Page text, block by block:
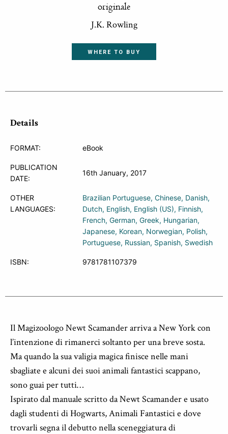
originale
J.K. Rowling
WHERE TO BUY
Details
FORMAT: eBook
PUBLICATION
DATE:
16th January, 2017
OTHER
LANGUAGES:
Brazilian Portuguese Chinese Danish
Dutch English English (US) Finnish
French German Greek Hungarian
Japanese Korean Norwegian Polish
Portuguese Russian Spanish Swedish
ISBN: 9781781107379
Il Magizoologo Newt Scamander arriva a New York con
l’intenzione di rimanerci soltanto per una breve sosta.
Ma quando la sua valigia magica finisce nelle mani
sbagliate e alcuni dei suoi animali fantastici scappano,
sono guai per tutti…
Ispirato dal manuale scritto da Newt Scamander e usato
dagli studenti di Hogwarts, Animali Fantastici e dove
trovarli segna il debutto nella sceneggiatura di